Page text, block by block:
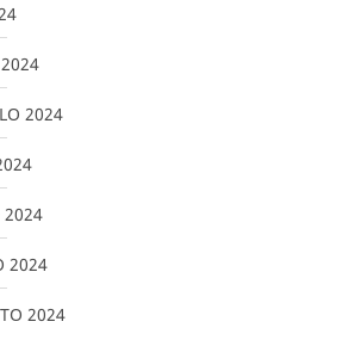
2024
2024
2024
2024
2024